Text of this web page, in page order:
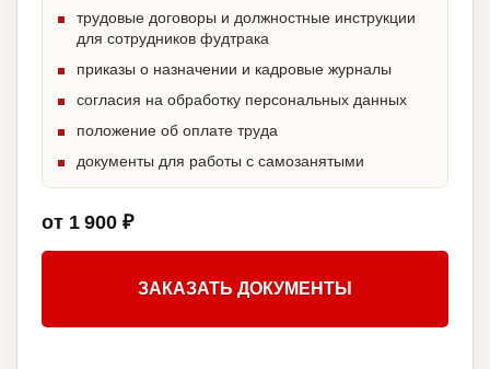
трудовые договоры и должностные инструкции
для сотрудников фудтрака
приказы о назначении и кадровые журналы
согласия на обработку персональных данных
положение об оплате труда
документы для работы с самозанятыми
от 1 900 ₽
ЗАКАЗАТЬ ДОКУМЕНТЫ